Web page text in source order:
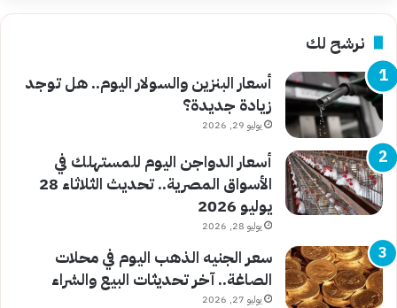
نرشح لك
أسعار البنزين والسولار اليوم.. هل توجد
زيادة جديدة؟
يوليو 29, 2026
أسعار الدواجن اليوم للمستهلك في
الأسواق المصرية.. تحديث الثلاثاء 28
يوليو 2026
يوليو 28, 2026
سعر الجنيه الذهب اليوم في محلات
الصاغة.. آخر تحديثات البيع والشراء
يوليو 27, 2026